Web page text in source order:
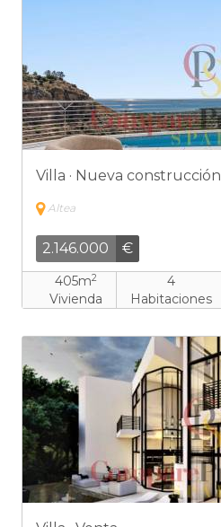
Villa · Nueva construcción
Altea
2.146.000 €
405m2
Vivienda
4
Habitaciones